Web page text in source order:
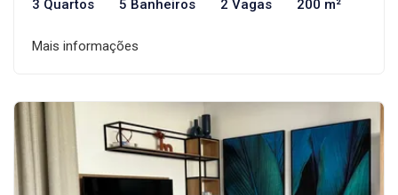
3 Quartos 5 Banheiros 2 Vagas 200 m²
Mais informações